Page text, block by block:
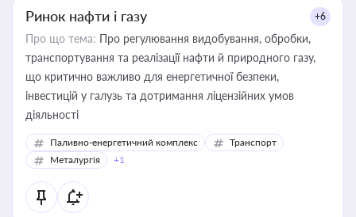
Ринок нафти і газу +6
Про що тема: Про регулювання видобування, обробки,
транспортування та реалізації нафти й природного газу,
що критично важливо для енергетичної безпеки,
інвестицій у галузь та дотримання ліцензійних умов
діяльності
Паливно-енергетичний комплекс
Транспорт
Металургія
+1